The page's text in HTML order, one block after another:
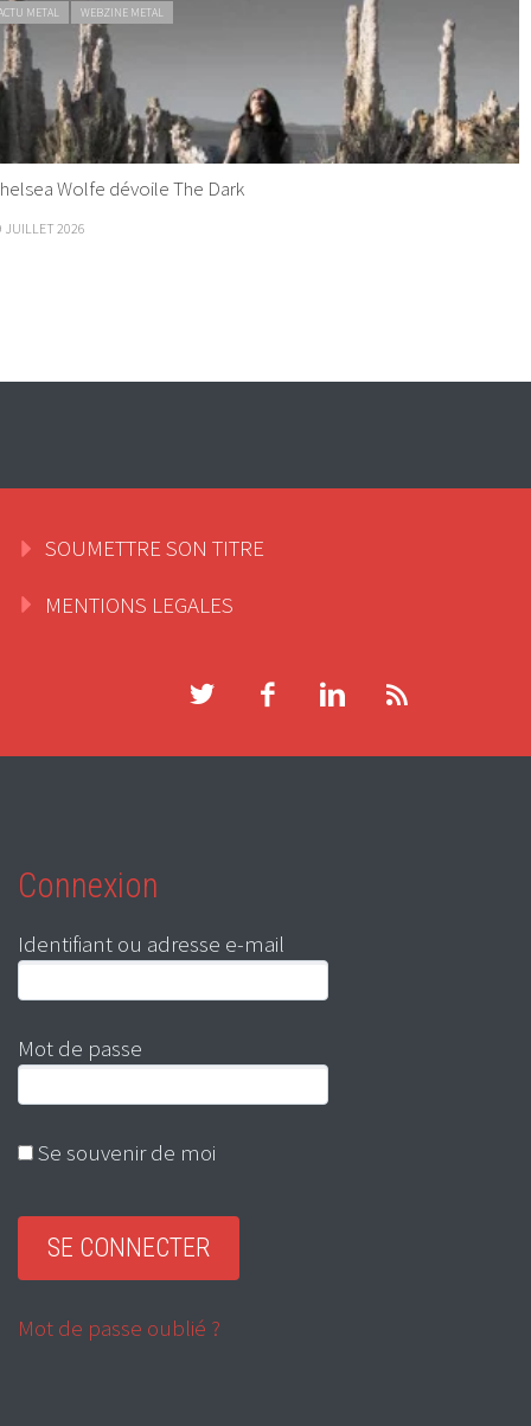
METAL WEBZINE METAL
Wolfe dévoile The Dark
JUILLET 2026
SOUMETTRE SON TITRE
MENTIONS LEGALES
Connexion
Identifiant ou adresse e-mail
Mot de passe
Se souvenir de moi
Mot de passe oublié ?